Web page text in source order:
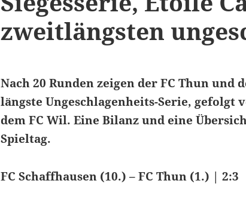
zweitlängsten
Nach 20 Runden zeigen der FC Thun und
längste Ungeschlagenheits-Serie, gefolgt
dem FC Wil. Eine Bilanz und eine
Spieltag.
FC Schaffhausen (10.) – FC Thun (1.) | 2:3